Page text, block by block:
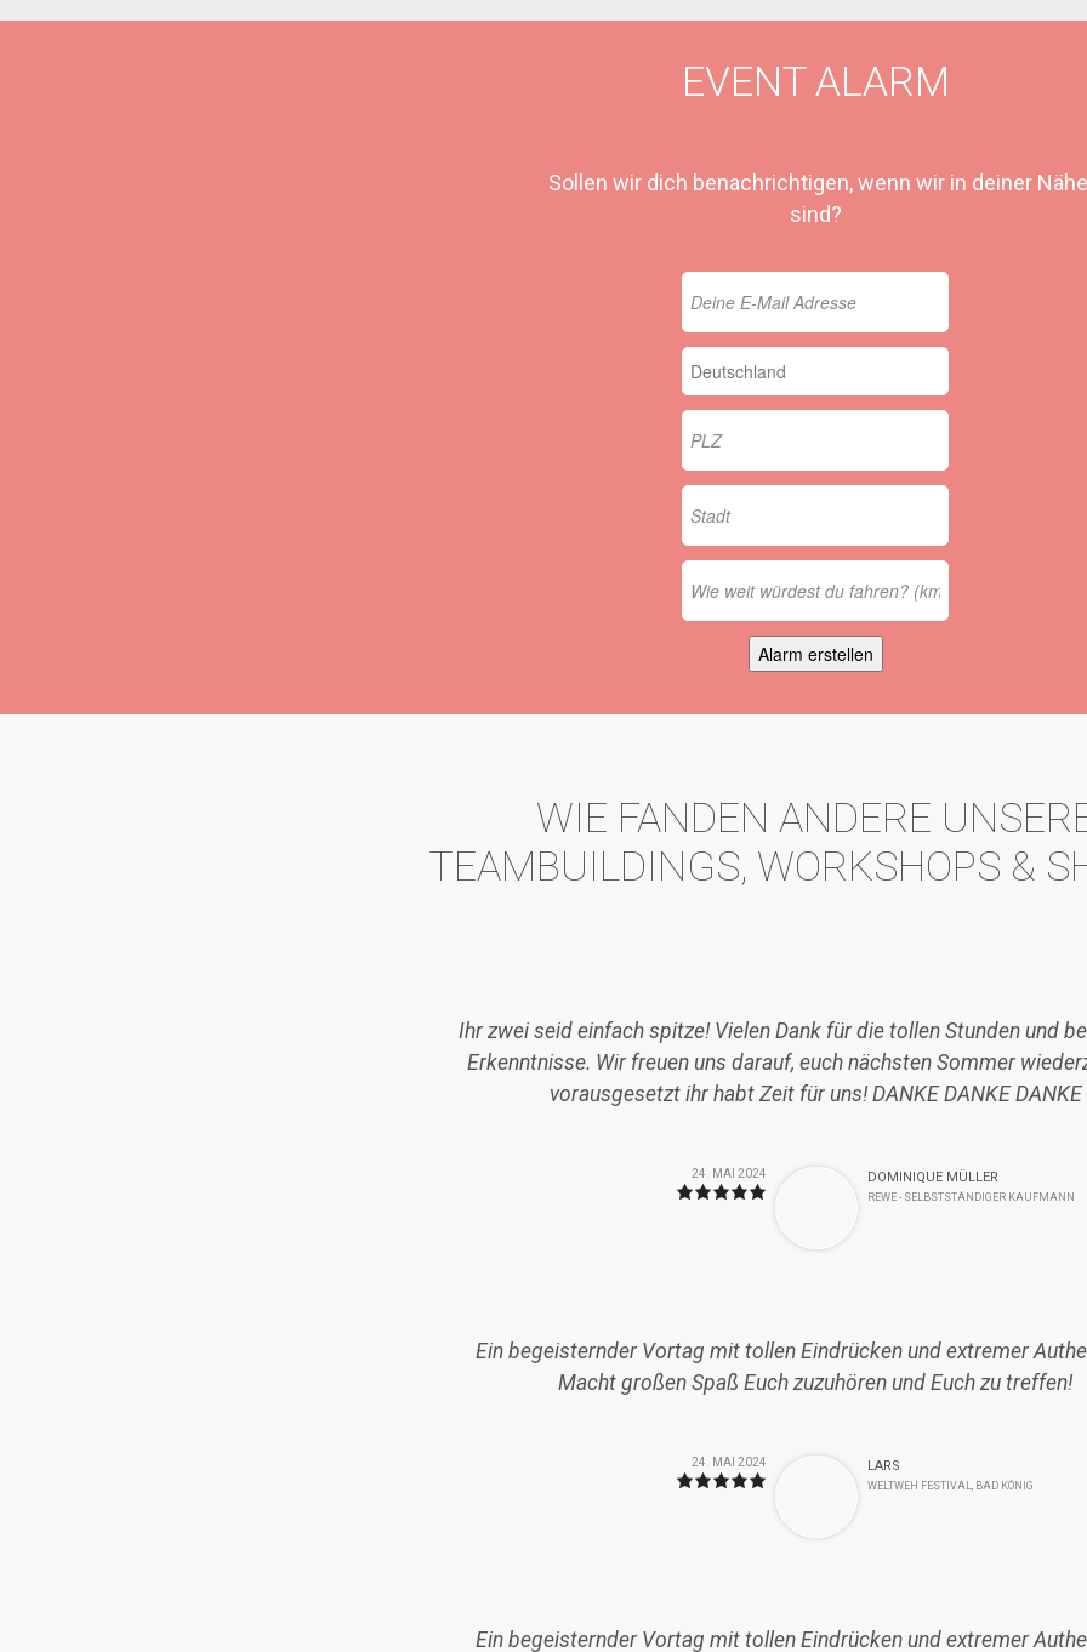
EVENT ALARM
Sollen wir dich benachrichtigen, wenn wir in deiner Nähe
sind?
WIE FANDEN ANDERE
TEAMBUILDINGS, WORKSHOPS &
Ihr zwei seid einfach spitze! Vielen Dank für die tollen Stunden und
Erkenntnisse. Wir freuen uns darauf, euch nächsten Sommer
vorausgesetzt ihr habt Zeit für uns! DANKE DANKE DANKE
DOMINIQUE MÜLLER
REWE - SELBSTSTÄNDIGER KAUFMANN
24. MAI 2024
Ein begeisternder Vortag mit tollen Eindrücken und extremer
Macht großen Spaß Euch zuzuhören und Euch zu treffen!
LARS
WELTWEH FESTIVAL, BAD KÖNIG
24. MAI 2024
Ein begeisternder Vortag mit tollen Eindrücken und extremer